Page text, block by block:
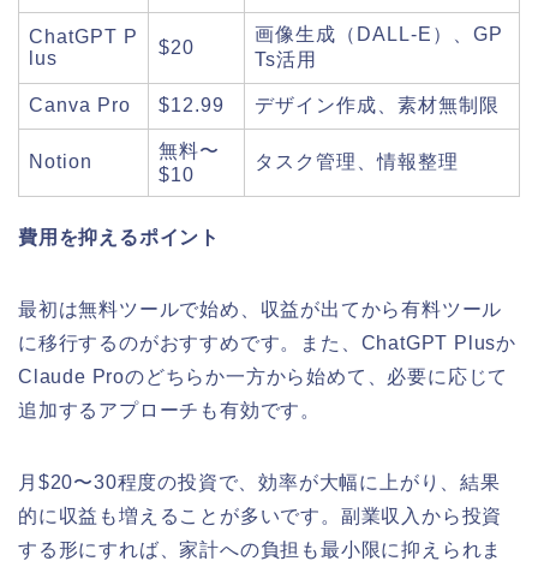
ChatGPT P
lus
$20
画像生成（DALL-E）、GP
Ts活用
Canva Pro $12.99 デザイン作成、素材無制限
Notion
無料〜
$10
タスク管理、情報整理
費用を抑えるポイント
最初は無料ツールで始め、収益が出てから有料ツール
に移行するのがおすすめです。また、ChatGPT Plusか
Claude Proのどちらか一方から始めて、必要に応じて
追加するアプローチも有効です。
月$20〜30程度の投資で、効率が大幅に上がり、結果
的に収益も増えることが多いです。副業収入から投資
する形にすれば、家計への負担も最小限に抑えられま